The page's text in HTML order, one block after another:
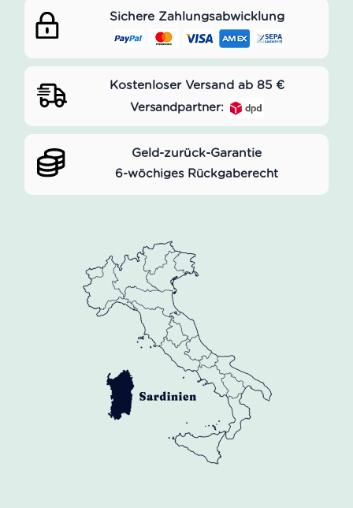
Sichere Zahlungsabwicklung
Kostenloser Versand ab 85 €
Versandpartner:
Geld-zurück-Garantie
6-wöchiges Rückgaberecht